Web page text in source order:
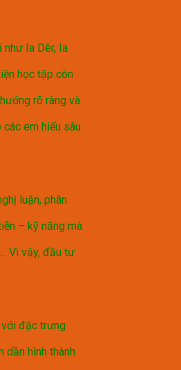
như Ia Dêr, Ia
học tập còn
rõ ràng và
em hiểu sâu
luận, phân
– kỹ năng mà
Vì vậy, đầu tư
với đặc trưng
dần hình thành